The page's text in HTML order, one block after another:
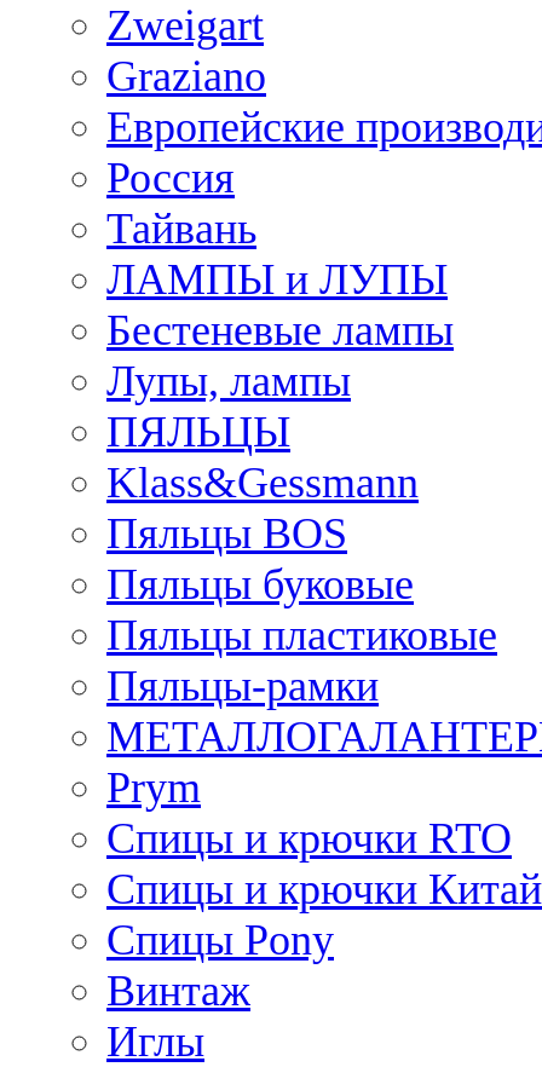
Zweigart
Graziano
Европейские
Россия
Тайвань
ЛАМПЫ и ЛУПЫ
Бестеневые лампы
Лупы, лампы
ПЯЛЬЦЫ
Klass&Gessmann
Пяльцы BOS
Пяльцы буковые
Пяльцы пластиковые
Пяльцы-рамки
Prym
Спицы и крючки RTO
Спицы и крючки Китай
Спицы Pony
Винтаж
Иглы